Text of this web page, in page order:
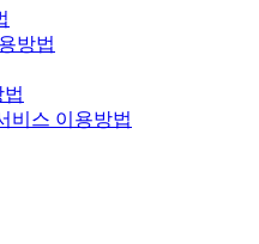
방법
비스 이용방법